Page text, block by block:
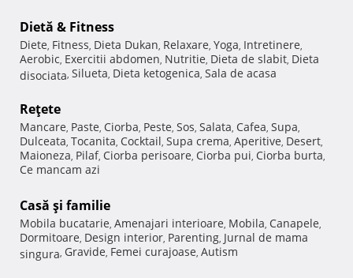
Dietă & Fitness
Diete, Fitness, Dieta Dukan, Relaxare, Yoga, Intretinere,
Aerobic, Exercitii abdomen, Nutritie, Dieta de slabit, Dieta
disociata, Silueta, Dieta ketogenica, Sala de acasa
Reţete
Mancare, Paste, Ciorba, Peste, Sos, Salata, Cafea, Supa,
Dulceata, Tocanita, Cocktail, Supa crema, Aperitive, Desert,
Maioneza, Pilaf, Ciorba perisoare, Ciorba pui, Ciorba burta,
Ce mancam azi
Casă şi familie
Mobila bucatarie, Amenajari interioare, Mobila, Canapele,
Dormitoare, Design interior, Parenting, Jurnal de mama
singura, Gravide, Femei curajoase, Autism